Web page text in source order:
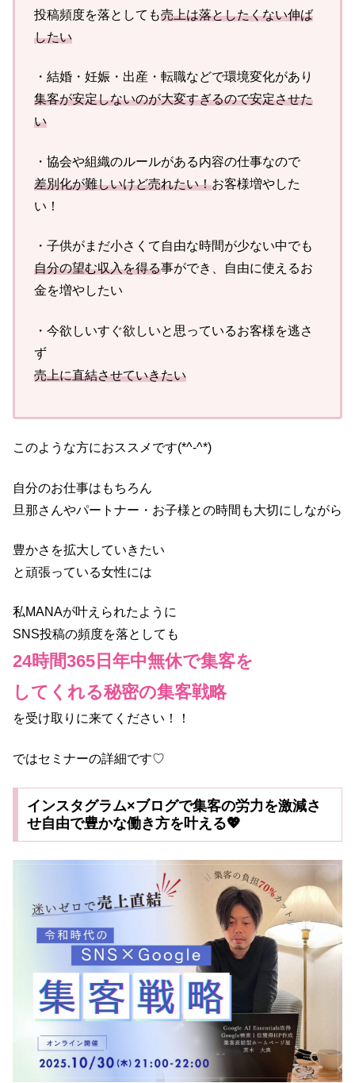
投稿頻度を落としても売上は落としたくない伸ば
したい
・結婚・妊娠・出産・転職などで環境変化があり
集客が安定しないのが大変すぎるので安定させた
い
・協会や組織のルールがある内容の仕事なので
差別化が難しいけど売れたい！お客様増やした
い！
・子供がまだ小さくて自由な時間が少ない中でも
自分の望む収入を得る事ができ、自由に使えるお
金を増やしたい
・今欲しいすぐ欲しいと思っているお客様を逃さ
ず
売上に直結させていきたい
このような方におススメです(*^-^*)
自分のお仕事はもちろん
旦那さんやパートナー・お子様との時間も大切にしながら
豊かさを拡大していきたい
と頑張っている女性には
私MANAが叶えられたように
SNS投稿の頻度を落としても
24時間365日年中無休で集客を
してくれる秘密の集客戦略
を受け取りに来てください！！
ではセミナーの詳細です♡
インスタグラム×ブログで集客の労力を激減さ
せ自由で豊かな働き方を叶える💖